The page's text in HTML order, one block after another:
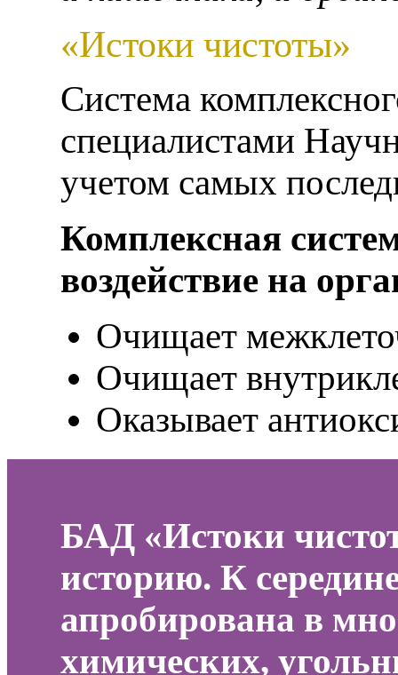
«Истоки чистоты»
Система
специалистами
учетом самых
Комплексная
воздействие на
Очищает
Очищает
Оказывает
БАД «Истоки
историю. К
апробирована в
химических,